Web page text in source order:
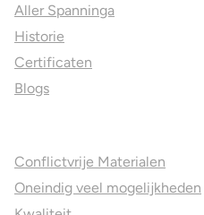
Aller Spanninga
Historie
Certificaten
Blogs
Conflictvrije Materialen
Oneindig veel mogelijkheden